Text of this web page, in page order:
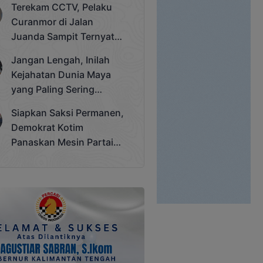
Cup 2025
Terekam CCTV, Pelaku
Curanmor di Jalan
Juanda Sampit Ternyata
Jangan Lengah, Inilah
Kejahatan Dunia Maya
yang Paling Sering
Siapkan Saksi Permanen,
Demokrat Kotim
Panaskan Mesin Partai